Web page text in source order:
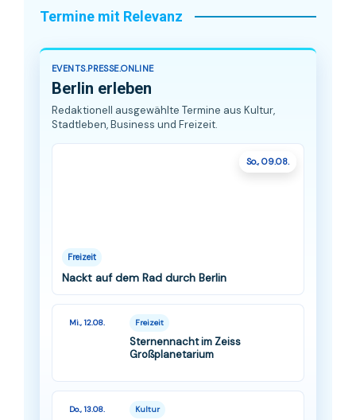
Termine mit Relevanz
EVENTS.PRESSE.ONLINE
Berlin erleben
Redaktionell ausgewählte Termine aus Kultur,
Stadtleben, Business und Freizeit.
So., 09.08.
Freizeit
Nackt auf dem Rad durch Berlin
Mi., 12.08. Freizeit
Sternennacht im Zeiss
Großplanetarium
Do., 13.08. Kultur